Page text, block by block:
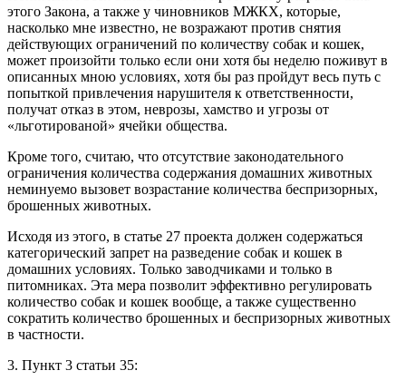
этого Закона, а также у чиновников МЖКХ, которые,
насколько мне известно, не возражают против снятия
действующих ограничений по количеству собак и кошек,
может произойти только если они хотя бы неделю поживут в
описанных мною условиях, хотя бы раз пройдут весь путь с
попыткой привлечения нарушителя к ответственности,
получат отказ в этом, неврозы, хамство и угрозы от
«льготированой» ячейки общества.
Кроме того, считаю, что отсутствие законодательного
ограничения количества содержания домашних животных
неминуемо вызовет возрастание количества беспризорных,
брошенных животных.
Исходя из этого, в статье 27 проекта должен содержаться
категорический запрет на разведение собак и кошек в
домашних условиях. Только заводчиками и только в
питомниках. Эта мера позволит эффективно регулировать
количество собак и кошек вообще, а также существенно
сократить количество брошенных и беспризорных животных
в частности.
3. Пункт 3 статьи 35: